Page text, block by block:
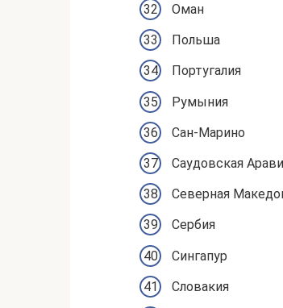
Оман
Польша
Португалия
Румыния
Сан-Марино
Саудовская
Северная
Сербия
Сингапур
Словакия